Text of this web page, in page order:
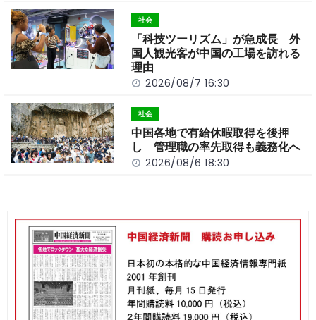
社会
「科技ツーリズム」が急成長 外
国人観光客が中国の工場を訪れる
理由
2026/08/7 16:30
社会
中国各地で有給休暇取得を後押
し 管理職の率先取得も義務化へ
2026/08/6 18:30